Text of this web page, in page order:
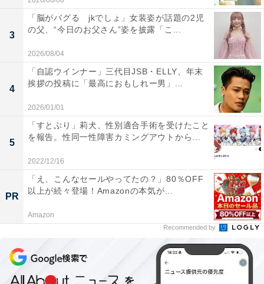
3
「脳がバグる jkでしょ」女装姿が話題の2児
の父、“今日のお父さん”姿を披露「こ...
2026/08/04
4
「自認ウインナー」三代目JSB・ELLY、年末
挨拶の投稿に「最高におもしれー男」...
2026/01/01
5
「すとぷり」莉犬、性別適合手術を受けたこと
を報告。性同一性障害カミングアウトから...
2022/12/16
PR
「え、こんなセールやってたの？」80％OFF
以上が続々登場！Amazonの本気が...
Amazon
Recommended by